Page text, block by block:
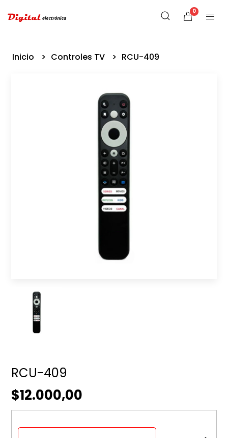
0
Inicio Controles TV RCU-409
RCU-409
$12.000,00